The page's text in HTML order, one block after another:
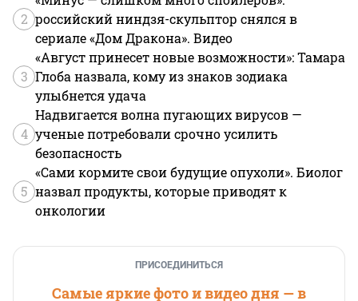
2 российский ниндзя-скульптор снялся в
сериале «Дом Дракона». Видео
3
«Август принесет новые возможности»: Тамара
Глоба назвала, кому из знаков зодиака
улыбнется удача
4
Надвигается волна пугающих вирусов —
ученые потребовали срочно усилить
безопасность
5
«Сами кормите свои будущие опухоли». Биолог
назвал продукты, которые приводят к
онкологии
ПРИСОЕДИНИТЬСЯ
Самые яркие фото и видео дня — в